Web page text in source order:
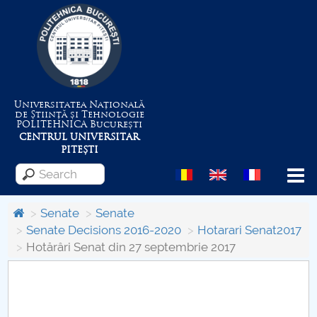
Universitatea Națională
de Știință și Tehnologie
POLITEHNICABucurești
CENTRUL UNIVERSITAR
PITEȘTI
Menu
About the University
Senate
Senate
Senate Decisions 2016-2020
Hotarari Senat2017
Hotărâri Senat din 27 septembrie 2017